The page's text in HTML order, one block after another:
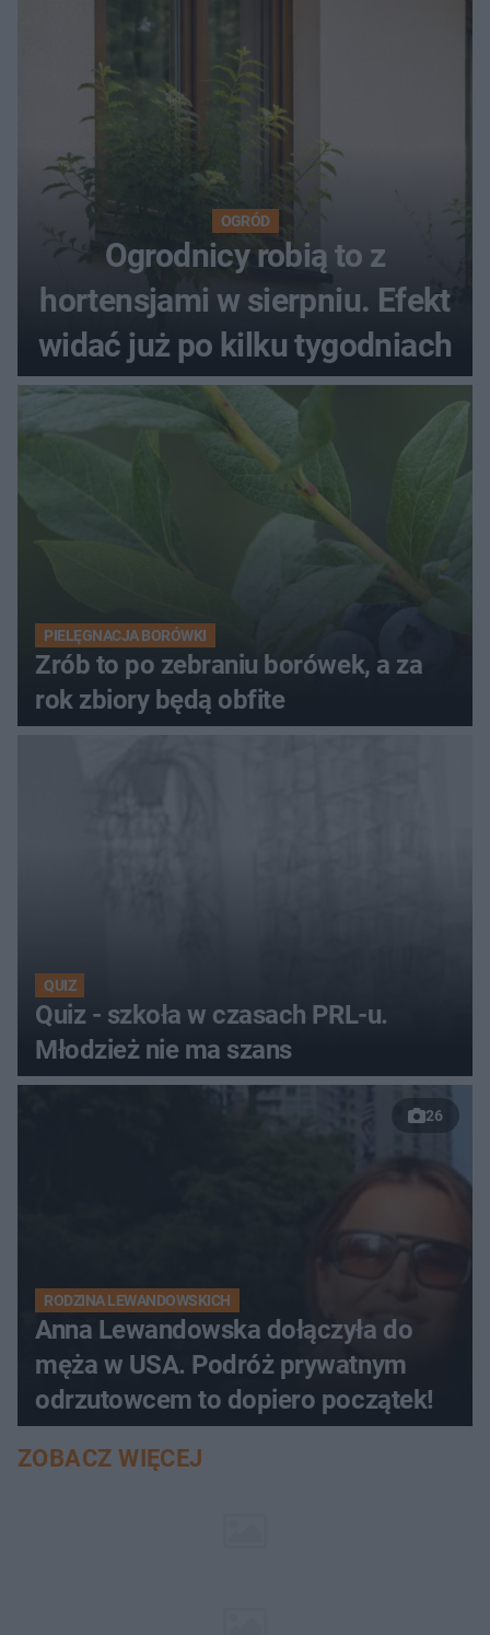
OGRÓD
Ogrodnicy robią to z
hortensjami w sierpniu. Efekt
widać już po kilku tygodniach
PIELĘGNACJA BORÓWKI
Zrób to po zebraniu borówek, a za
rok zbiory będą obfite
QUIZ
Quiz - szkoła w czasach PRL-u.
Młodzież nie ma szans
26
RODZINA LEWANDOWSKICH
Anna Lewandowska dołączyła do
męża w USA. Podróż prywatnym
odrzutowcem to dopiero początek!
ZOBACZ WIĘCEJ